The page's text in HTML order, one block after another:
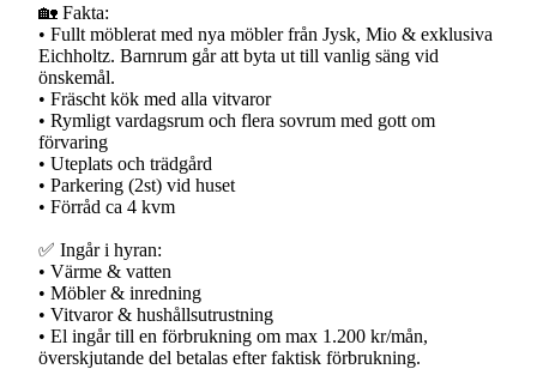
🏡 Fakta:
• Fullt möblerat med nya möbler från Jysk, Mio & exklusiva
Eichholtz. Barnrum går att byta ut till vanlig säng vid
önskemål.
• Fräscht kök med alla vitvaror
• Rymligt vardagsrum och flera sovrum med gott om
förvaring
• Uteplats och trädgård
• Parkering (2st) vid huset
• Förråd ca 4 kvm
✅ Ingår i hyran:
• Värme & vatten
• Möbler & inredning
• Vitvaror & hushållsutrustning
• El ingår till en förbrukning om max 1.200 kr/mån,
överskjutande del betalas efter faktisk förbrukning.